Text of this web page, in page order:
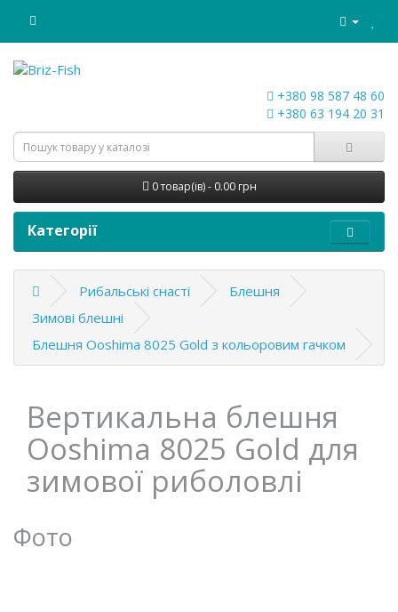
+380 98 587 48 60
+380 63 194 20 31
0 товар(ів) - 0.00 грн
Категорії
Рибальські снасті
Блешня
Зимові блешні
Блешня Ooshima 8025 Gold з кольоровим гачком
Вертикальна блешня
Ooshima 8025 Gold для
зимової риболовлі
Фото